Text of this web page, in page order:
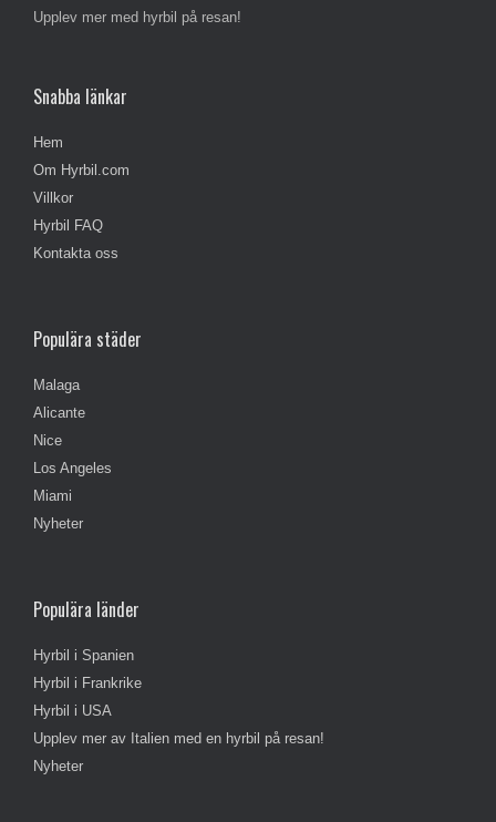
Upplev mer med hyrbil på resan!
Snabba länkar
Hem
Om Hyrbil.com
Villkor
Hyrbil FAQ
Kontakta oss
Populära städer
Malaga
Alicante
Nice
Los Angeles
Miami
Nyheter
Populära länder
Hyrbil i Spanien
Hyrbil i Frankrike
Hyrbil i USA
Upplev mer av Italien med en hyrbil på resan!
Nyheter